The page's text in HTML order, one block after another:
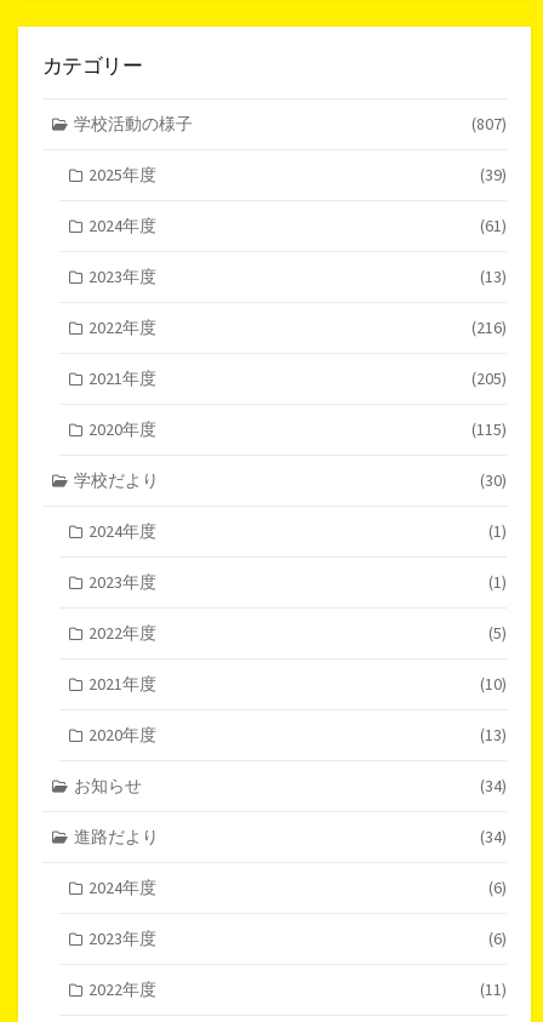
カテゴリー
学校活動の様子 (807)
2025年度 (39)
2024年度 (61)
2023年度 (13)
2022年度 (216)
2021年度 (205)
2020年度 (115)
学校だより (30)
2024年度 (1)
2023年度 (1)
2022年度 (5)
2021年度 (10)
2020年度 (13)
お知らせ (34)
進路だより (34)
2024年度 (6)
2023年度 (6)
2022年度 (11)